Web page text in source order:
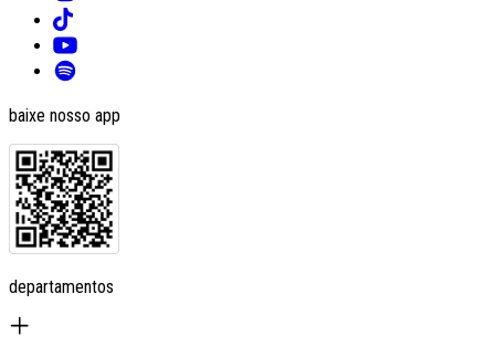
baixe nosso app
departamentos